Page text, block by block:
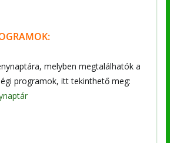
melyben megtalálhatók a
programok, itt tekinthető meg: